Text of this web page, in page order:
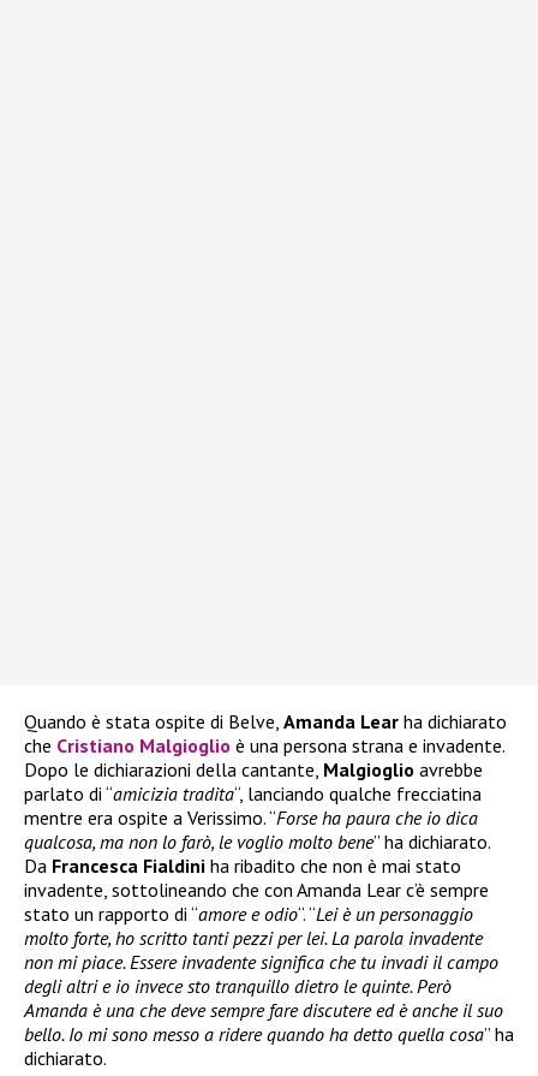
Quando è stata ospite di Belve, Amanda Lear ha dichiarato
che Cristiano Malgioglio è una persona strana e invadente.
Dopo le dichiarazioni della cantante, Malgioglio avrebbe
parlato di “amicizia tradita“, lanciando qualche frecciatina
mentre era ospite a Verissimo. “Forse ha paura che io dica
qualcosa, ma non lo farò, le voglio molto bene” ha dichiarato.
Da Francesca Fialdini ha ribadito che non è mai stato
invadente, sottolineando che con Amanda Lear c’è sempre
stato un rapporto di “amore e odio“. “Lei è un personaggio
molto forte, ho scritto tanti pezzi per lei. La parola invadente
non mi piace. Essere invadente significa che tu invadi il campo
degli altri e io invece sto tranquillo dietro le quinte. Però
Amanda è una che deve sempre fare discutere ed è anche il suo
bello. Io mi sono messo a ridere quando ha detto quella cosa” ha
dichiarato.